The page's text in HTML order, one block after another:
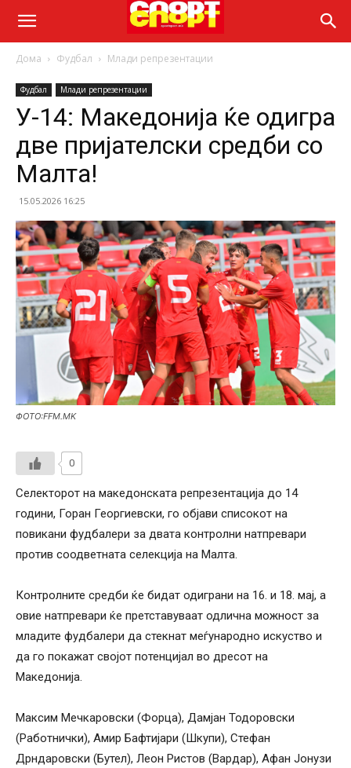
Дома Фудбал Млади репрезентации
Фудбал Млади репрезентации
У-14: Македонија ќе одигра
две пријателски средби со
Малта!
15.05.2026 16:25
ФОТО:FFM.MK
0
Селекторот на македонската репрезентација до 14
години, Горан Георгиевски, го објави списокот на
повикани фудбалери за двата контролни натпревари
против соодветната селекција на Малта.
Контролните средби ќе бидат одиграни на 16. и 18. мај, а
овие натпревари ќе претставуваат одлична можност за
младите фудбалери да стекнат меѓународно искуство и
да го покажат својот потенцијал во дресот на
Македонија.
Максим Мечкаровски (Форца), Дамјан Тодоровски
(Работнички), Амир Бафтијари (Шкупи), Стефан
Дрндаровски (Бутел), Леон Ристов (Вардар), Афан Јонузи